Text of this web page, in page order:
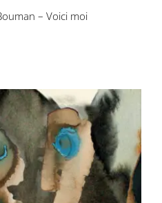
– Voici moi